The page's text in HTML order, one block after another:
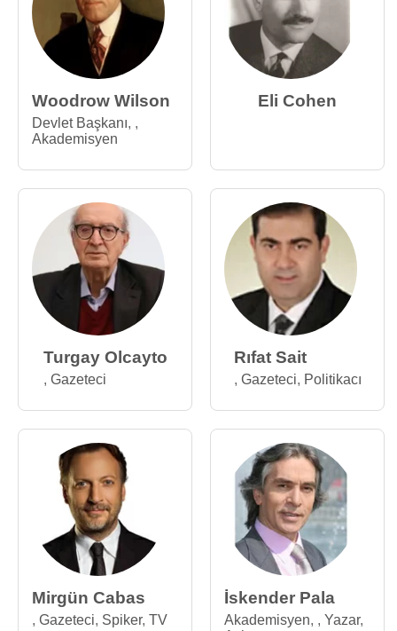
Woodrow Wilson
Devlet Başkanı, ,
Akademisyen
Eli Cohen
Turgay Olcayto
, Gazeteci
Rıfat Sait
, Gazeteci, Politikacı
Mirgün Cabas
, Gazeteci, Spiker, TV
İskender Pala
Akademisyen, , Yazar,